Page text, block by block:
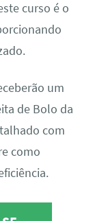
curso é o
um
de Bolo da
com
como